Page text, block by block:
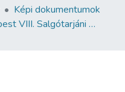
Képi dokumentumok
Budapest VIII. Salgótarjáni úti Neológ Zsidó Temető